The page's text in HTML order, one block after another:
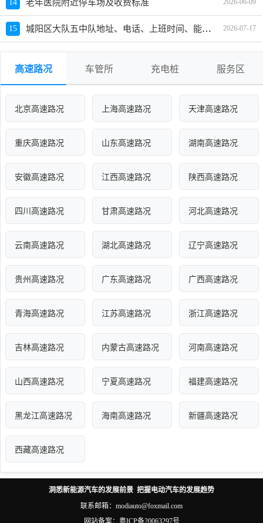
14 老年医院附近停车场及收费标准 2026-06-09
15 城阳区大队五中队地址、电话、上班时间、能处理违章吗 2026-07-17
高速路况 车管所 充电桩 服务区
北京高速路况 上海高速路况 天津高速路况
重庆高速路况 山东高速路况 湖南高速路况
安徽高速路况 江西高速路况 陕西高速路况
四川高速路况 甘肃高速路况 河北高速路况
云南高速路况 湖北高速路况 辽宁高速路况
贵州高速路况 广东高速路况 广西高速路况
青海高速路况 江苏高速路况 浙江高速路况
吉林高速路况 内蒙古高速路况 河南高速路况
山西高速路况 宁夏高速路况 福建高速路况
黑龙江高速路况 海南高速路况 新疆高速路况
西藏高速路况
洞悉新能源汽车的发展前景 把握电动汽车的发展趋势
联系邮箱：modiauto@foxmail.com
网站备案： 粤ICP备20063297号